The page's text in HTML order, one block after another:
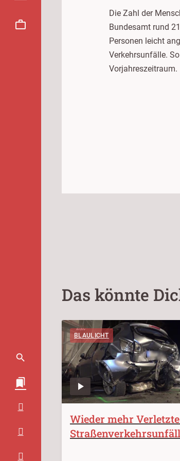
Die Zahl der
Bundesamt rund
Personen leicht
Verkehrsunfälle.
Vorjahreszeitraum.
Das könnte
BLAULICHT
Wieder mehr